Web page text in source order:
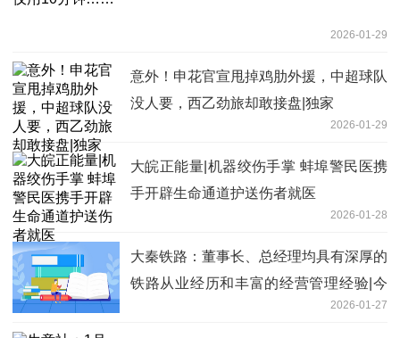
2026-01-29
意外！申花官宣甩掉鸡肋外援，中超球队
没人要，西乙劲旅却敢接盘|独家
2026-01-29
大皖正能量|机器绞伤手掌 蚌埠警民医携
手开辟生命通道护送伤者就医
2026-01-28
大秦铁路：董事长、总经理均具有深厚的
铁路从业经历和丰富的经营管理经验|今
2026-01-27